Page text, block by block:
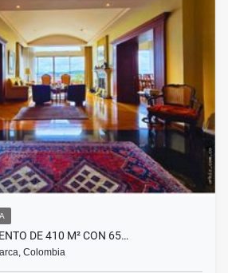
DE 410 M² CON 65…
Colombia